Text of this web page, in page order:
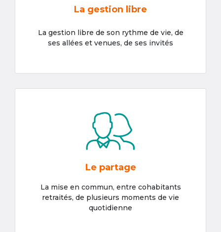
La gestion libre
La gestion libre de son rythme de vie, de
ses allées et venues, de ses invités
Le partage
La mise en commun, entre cohabitants
retraités, de plusieurs moments de vie
quotidienne